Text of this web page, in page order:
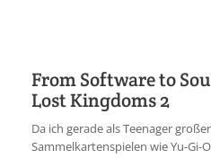
From Software to
Lost Kingdoms 2
Da ich gerade als Teenager
Sammelkartenspielen wie Yu-Gi-